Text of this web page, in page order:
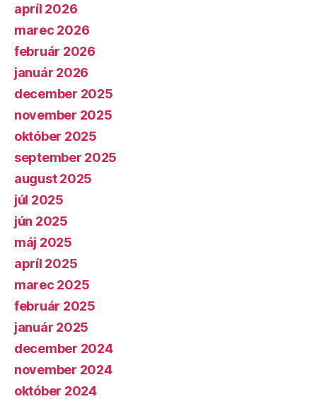
apríl 2026
marec 2026
február 2026
január 2026
december 2025
november 2025
október 2025
september 2025
august 2025
júl 2025
jún 2025
máj 2025
apríl 2025
marec 2025
február 2025
január 2025
december 2024
november 2024
október 2024